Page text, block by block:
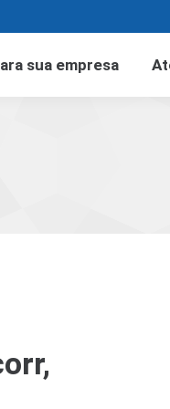
sua empresa